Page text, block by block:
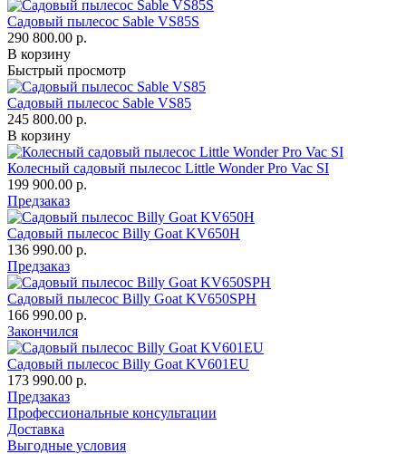
Садовый пылесос Sable VS85S
290 800.00 р.
В корзину
Быстрый просмотр
Садовый пылесос Sable VS85
245 800.00 р.
В корзину
Колесный садовый пылесос Little Wonder Pro Vac SI
199 900.00 р.
Предзаказ
Садовый пылесос Billy Goat KV650H
136 990.00 р.
Предзаказ
Садовый пылесос Billy Goat KV650SPH
166 990.00 р.
Закончился
Садовый пылесос Billy Goat KV601EU
173 990.00 р.
Предзаказ
Профессиональные консультации
Доставка
Выгодные условия